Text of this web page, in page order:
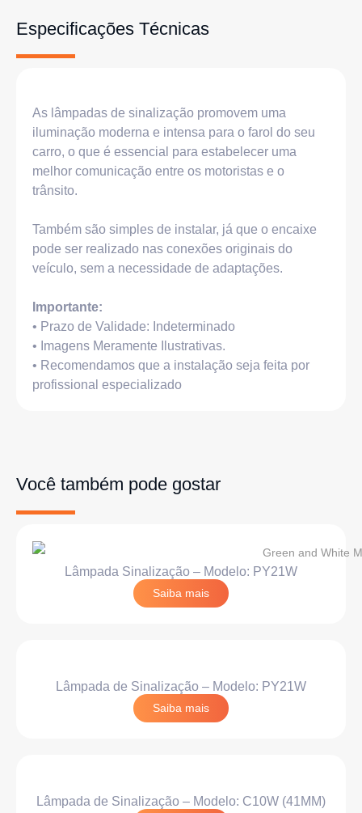
Especificações Técnicas
As lâmpadas de sinalização promovem uma
iluminação moderna e intensa para o farol do seu
carro, o que é essencial para estabelecer uma
melhor comunicação entre os motoristas e o
trânsito.
Também são simples de instalar, já que o encaixe
pode ser realizado nas conexões originais do
veículo, sem a necessidade de adaptações.
Importante:
• Prazo de Validade: Indeterminado
• Imagens Meramente Ilustrativas.
• Recomendamos que a instalação seja feita por
profissional especializado
Você também pode gostar
Lâmpada Sinalização – Modelo: PY21W
Saiba mais
Lâmpada de Sinalização – Modelo: PY21W
Saiba mais
Lâmpada de Sinalização – Modelo: C10W (41MM)